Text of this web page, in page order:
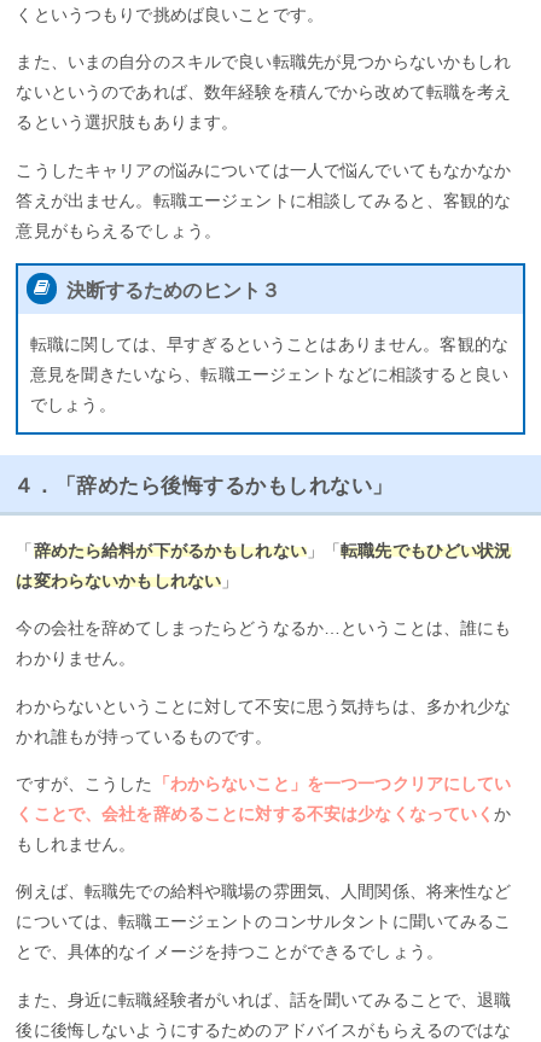
くというつもりで挑めば良いことです。
また、いまの自分のスキルで良い転職先が見つからないかもしれ
ないというのであれば、数年経験を積んでから改めて転職を考え
るという選択肢もあります。
こうしたキャリアの悩みについては一人で悩んでいてもなかなか
答えが出ません。転職エージェントに相談してみると、客観的な
意見がもらえるでしょう。
決断するためのヒント３
転職に関しては、早すぎるということはありません。客観的な
意見を聞きたいなら、転職エージェントなどに相談すると良い
でしょう。
４．「辞めたら後悔するかもしれない」
「 辞めたら給料が下がるかもしれない」「転職先でもひどい状況
は変わらないかもしれない 」
今の会社を辞めてしまったらどうなるか…ということは、誰にも
わかりません。
わからないということに対して不安に思う気持ちは、多かれ少な
かれ誰もが持っているものです。
ですが、こうした
「わからないこと」を一つ一つクリアにしてい
くことで、会社を辞めることに対する不安は少なくなっていくか
もしれません。
例えば、転職先での給料や職場の雰囲気、人間関係、将来性など
については、転職エージェントのコンサルタントに聞いてみるこ
とで、具体的なイメージを持つことができるでしょう。
また、身近に転職経験者がいれば、話を聞いてみることで、退職
後に後悔しないようにするためのアドバイスがもらえるのではな